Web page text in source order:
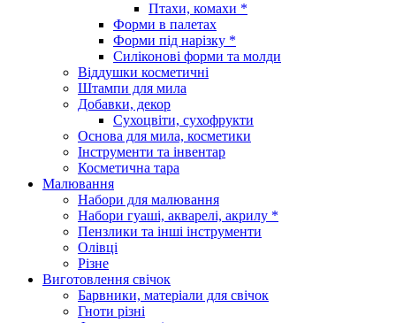
Птахи, комахи *
Форми в палетах
Форми під нарізку *
Силіконові форми та молди
Віддушки косметичні
Штампи для мила
Добавки, декор
Сухоцвіти, сухофрукти
Основа для мила, косметики
Інструменти та інвентар
Косметична тара
Малювання
Набори для малювання
Набори гуаші, акварелі, акрилу *
Пензлики та інші інструменти
Олівці
Різне
Виготовлення свічок
Барвники, матеріали для свічок
Гноти різні